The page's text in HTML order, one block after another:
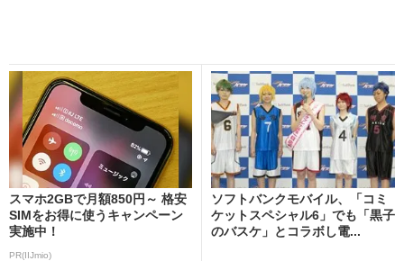
スマホ2GBで月額850円～ 格安
SIMをお得に使うキャンペーン
実施中！
PR(IIJmio)
ソフトバンクモバイル、「コミ
ケットスペシャル6」でも「黒子
のバスケ」とコラボし電...